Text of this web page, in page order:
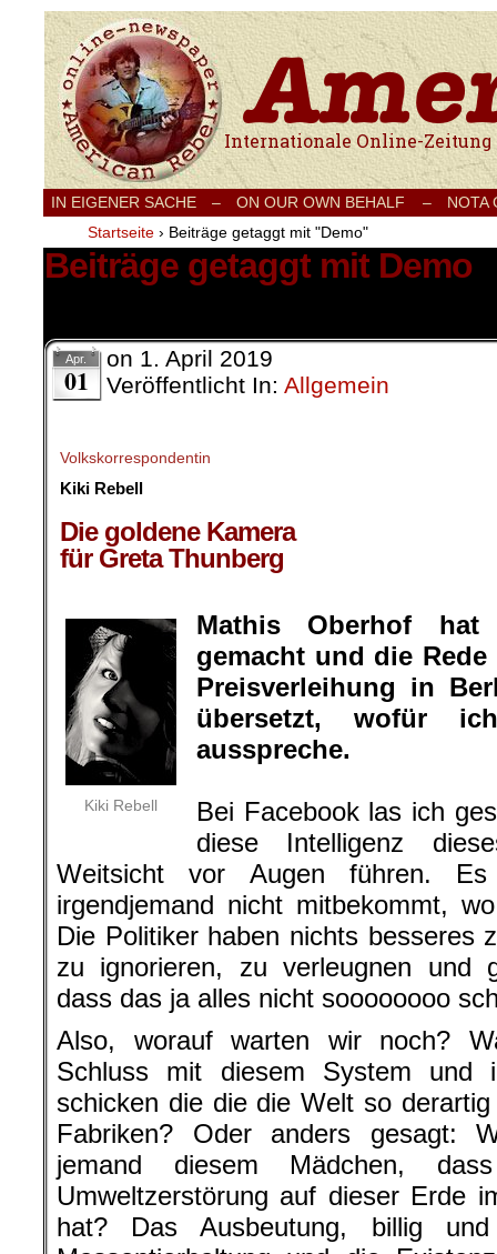
Internationale Onlinezeitung für Frieden,
IN EIGENER SACHE – ON OUR OWN BEHALF –
NOTA
Startseite › Beiträge getaggt mit "Demo"
Beiträge getaggt mit Demo
Apr.
01
on 1. April 2019
Veröffentlicht In: Allgemein
Volkskorrespondentin
Kiki Rebell
Die goldene Kamera
für Greta Thunberg
Kiki Rebell
Mathis Oberhof
gemacht und die
Preisverleihung in
übersetzt, wofür
ausspreche.
Bei Facebook las ich
diese Intelligenz
Weitsicht vor Augen führen.
irgendjemand nicht mitbekommt,
Die Politiker haben nichts besseres
zu ignorieren, zu verleugnen und
dass das ja alles nicht soooooooo
Also, worauf warten wir noch?
Schluss mit diesem System und
schicken die die die Welt so
Fabriken? Oder anders gesagt:
jemand diesem Mädchen,
Umweltzerstörung auf dieser Erde
hat? Das Ausbeutung, billig und